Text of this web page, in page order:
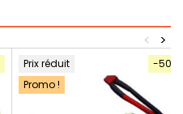
>
<
-50%
Prix réduit
Promo !